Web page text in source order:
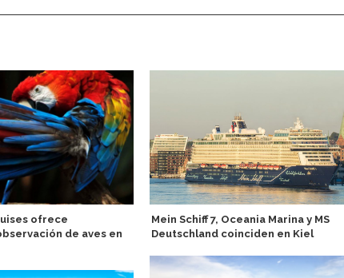
ofrece
de aves en
Mein Schiff 7, Oceania Marina y MS
Deutschland coinciden en Kiel